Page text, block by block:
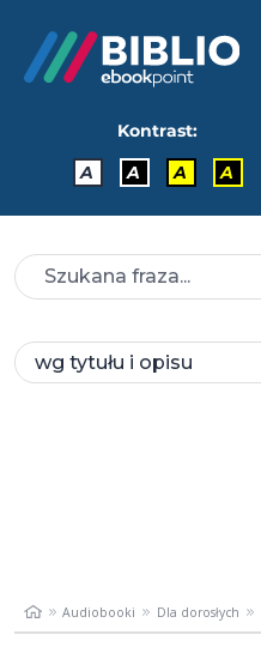
Kontrast:
A
A A A
Audiobooki Dla dorosłych